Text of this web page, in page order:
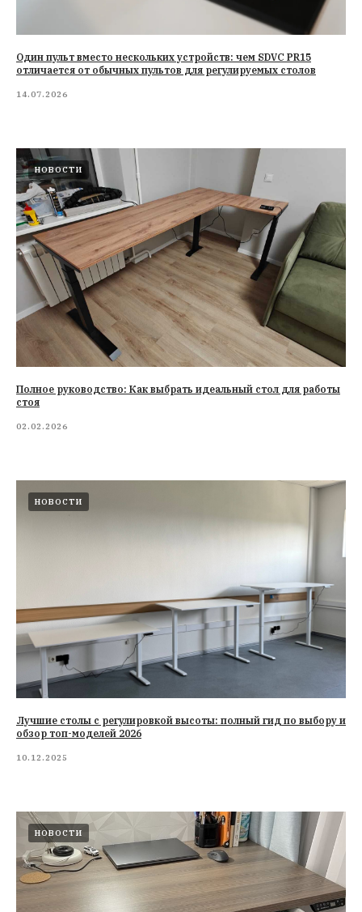
Один пульт вместо нескольких устройств: чем SDVC PR15
отличается от обычных пультов для регулируемых столов
14.07.2026
НОВОСТИ
Полное руководство: Как выбрать идеальный стол для работы
стоя
02.02.2026
НОВОСТИ
Лучшие столы с регулировкой высоты: полный гид по выбору и
обзор топ-моделей 2026
10.12.2025
НОВОСТИ